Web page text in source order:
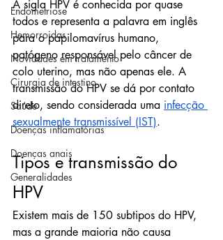
Endometriose
Hemorroidas
Novidades em tratamento
Cirurgia de intestino
Saúde
Doenças inflamatórias
Doenças anais
Generalidades
A sigla HPV é conhecida por quase
todos e representa a palavra em inglês
para o papilomavírus humano,
patógeno responsável pelo câncer de
colo uterino, mas não apenas ele. A
transmissão do HPV se dá por contato
direto, sendo considerada uma infecção
sexualmente transmissível (IST).
Tipos e transmissão do
HPV
Existem mais de 150 subtipos do HPV,
mas a grande maioria não causa